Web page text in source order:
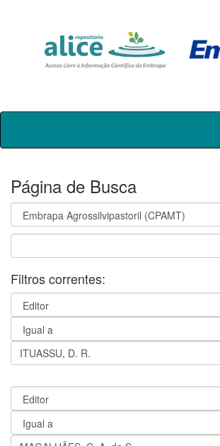
Skip
Página de Busca
Filtros correntes: